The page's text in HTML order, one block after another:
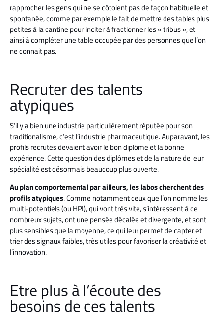
rapprocher les gens qui ne se côtoient pas de façon habituelle et
spontanée, comme par exemple le fait de mettre des tables plus
petites à la cantine pour inciter à fractionner les « tribus », et
ainsi à compléter une table occupée par des personnes que l’on
ne connait pas.
Recruter des talents
atypiques
S’il y a bien une industrie particulièrement réputée pour son
traditionalisme, c’est l’industrie pharmaceutique. Auparavant, les
profils recrutés devaient avoir le bon diplôme et la bonne
expérience. Cette question des diplômes et de la nature de leur
spécialité est désormais beaucoup plus ouverte.
Au plan comportemental par ailleurs, les labos cherchent des
profils atypiques. Comme notamment ceux que l’on nomme les
multi-potentiels (ou HPI), qui vont très vite, s’intéressent à de
nombreux sujets, ont une pensée décalée et divergente, et sont
plus sensibles que la moyenne, ce qui leur permet de capter et
trier des signaux faibles, très utiles pour favoriser la créativité et
l’innovation.
Etre plus à l’écoute des
besoins de ces talents